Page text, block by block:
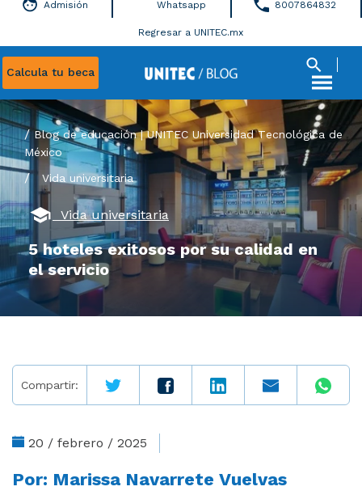
Calcula tu beca
Admisión Whatsapp 8007864832
Regresar a UNITEC.mx
Blog de educación | UNITEC Universidad Tecnológica de
México
/ Vida universitaria
Vida universitaria
5 hoteles exitosos por su calidad en
el servicio
Compartir:
20 / febrero / 2025
Por: Marissa Navarrete Vuelvas